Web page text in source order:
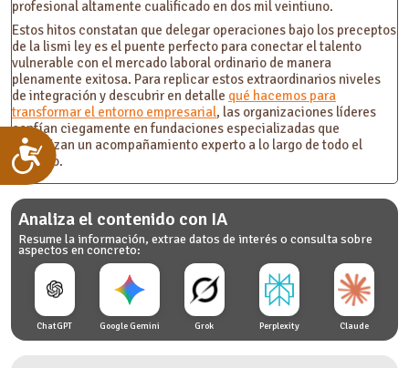
Accesibilidad
profesional altamente cualificado en dos mil veintiuno.
Estos hitos constatan que delegar operaciones bajo los preceptos
de la lismi ley es el puente perfecto para conectar el talento
vulnerable con el mercado laboral ordinario de manera
plenamente exitosa. Para replicar estos extraordinarios niveles
de integración y descubrir en detalle qué hacemos para
transformar el entorno empresarial, las organizaciones líderes
confían ciegamente en fundaciones especializadas que
garantizan un acompañamiento experto a lo largo de todo el
proceso.
Analiza el contenido con IA
Resume la información, extrae datos de interés o consulta sobre
aspectos en concreto:
ChatGPT Google Gemini Grok Perplexity Claude